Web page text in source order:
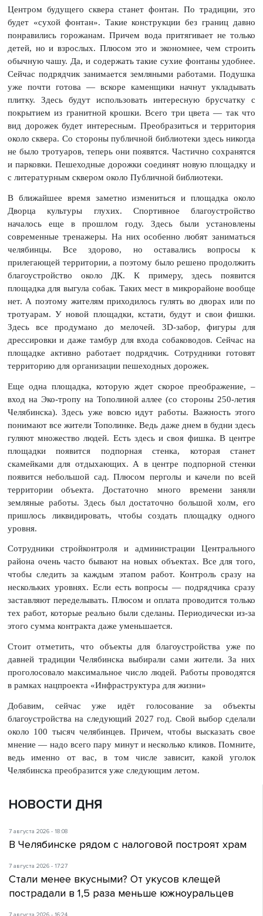
Центром будущего сквера станет фонтан. По традиции, это
будет «сухой фонтан». Такие конструкции без границ давно
понравились горожанам. Причем вода притягивает не только
детей, но и взрослых. Плюсом это и экономнее, чем строить
обычную чашу. Да, и содержать такие сухие фонтаны удобнее.
Сейчас подрядчик занимается земляными работами. Подушка
уже почти готова — вскоре каменщики начнут укладывать
плитку. Здесь будут использовать интересную брусчатку с
покрытием из гранитной крошки. Всего три цвета — так что
вид дорожек будет интересным. Преобразиться и территория
около сквера. Со стороны публичной библиотеки здесь никогда
не было тротуаров, теперь они появятся. Частично сохранятся
и парковки. Пешеходные дорожки соединят новую площадку и
с литературным сквером около Публичной библиотеки.
В ближайшее время заметно измениться и площадка около
Дворца культуры глухих. Спортивное благоустройство
началось еще в прошлом году. Здесь были установлены
современные тренажеры. На них особенно любят заниматься
челябинцы. Все здорово, но оставались вопросы к
прилегающей территории, а поэтому было решено продолжить
благоустройство около ДК. К примеру, здесь появится
площадка для выгула собак. Таких мест в микрорайоне вообще
нет. А поэтому жителям приходилось гулять во дворах или по
тротуарам. У новой площадки, кстати, будут и свои фишки.
Здесь все продумано до мелочей. 3D-забор, фигуры для
дрессировки и даже тамбур для входа собаководов. Сейчас на
площадке активно работает подрядчик. Сотрудники готовят
территорию для организации пешеходных дорожек.
Еще одна площадка, которую ждет скорое преображение, –
вход на Эко-тропу на Тополиной аллее (со стороны 250-летия
Челябинска). Здесь уже вовсю идут работы. Важность этого
понимают все жители Тополинке. Ведь даже днем в будни здесь
гуляют множество людей. Есть здесь и своя фишка. В центре
площадки появится подпорная стенка, которая станет
скамейками для отдыхающих. А в центре подпорной стенки
появится небольшой сад. Плюсом перголы и качели по всей
территории объекта. Достаточно много времени заняли
земляные работы. Здесь был достаточно большой холм, его
пришлось ликвидировать, чтобы создать площадку одного
уровня.
Сотрудники стройконтроля и администрации Центрального
района очень часто бывают на новых объектах. Все для того,
чтобы следить за каждым этапом работ. Контроль сразу на
нескольких уровнях. Если есть вопросы — подрядчика сразу
заставляют переделывать. Плюсом и оплата проводится только
тех работ, которые реально были сделаны. Периодически из-за
этого сумма контракта даже уменьшается.
Стоит отметить, что объекты для благоустройства уже по
давней традиции Челябинска выбирали сами жители. За них
проголосовало максимальное число людей. Работы проводятся
в рамках нацпроекта «Инфраструктура для жизни»
Добавим, сейчас уже идёт голосование за объекты
благоустройства на следующий 2027 год. Свой выбор сделали
около 100 тысяч челябинцев. Причем, чтобы высказать свое
мнение — надо всего пару минут и несколько кликов. Помните,
ведь именно от вас, в том числе зависит, какой уголок
Челябинска преобразится уже следующим летом.
НОВОСТИ ДНЯ
7 августа 2026 - 18:08
В Челябинске рядом с налоговой построят храм
7 августа 2026 - 17:27
Стали менее вкусными? От укусов клещей
пострадали в 1,5 раза меньше южноуральцев